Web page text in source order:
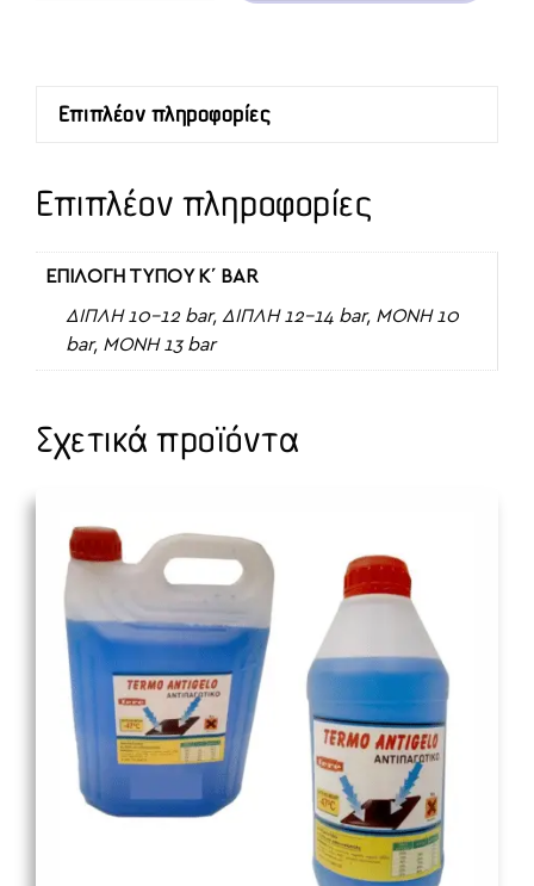
Επιπλέον πληροφορίες
Επιπλέον πληροφορίες
ΕΠΙΛΟΓΗ ΤΥΠΟΥ Κ΄ BAR
ΔΙΠΛΗ 10-12 bar, ΔΙΠΛΗ 12-14 bar, ΜΟΝΗ 10
bar, ΜΟΝΗ 13 bar
Σχετικά προϊόντα
Αυτό
προϊόν
πολλαπλές
παραλλαγές.
επιλογές
μπορούν